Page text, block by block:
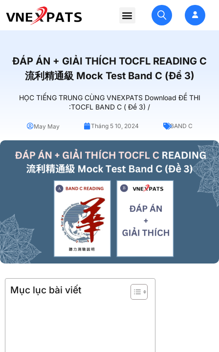
ĐÁP ÁN + GIẢI THÍCH TOCFL READING C
流利精通級 Mock Test Band C (Đề 3)
HỌC TIẾNG TRUNG CÙNG VNEXPATS Download ĐỀ THI
:TOCFL BAND C ( Đề 3) /
May May Tháng 5 10, 2024 BAND C
Mục lục bài viết